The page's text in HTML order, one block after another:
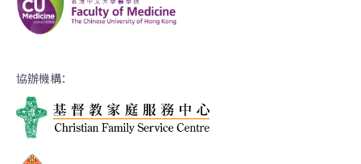
協辦機構：